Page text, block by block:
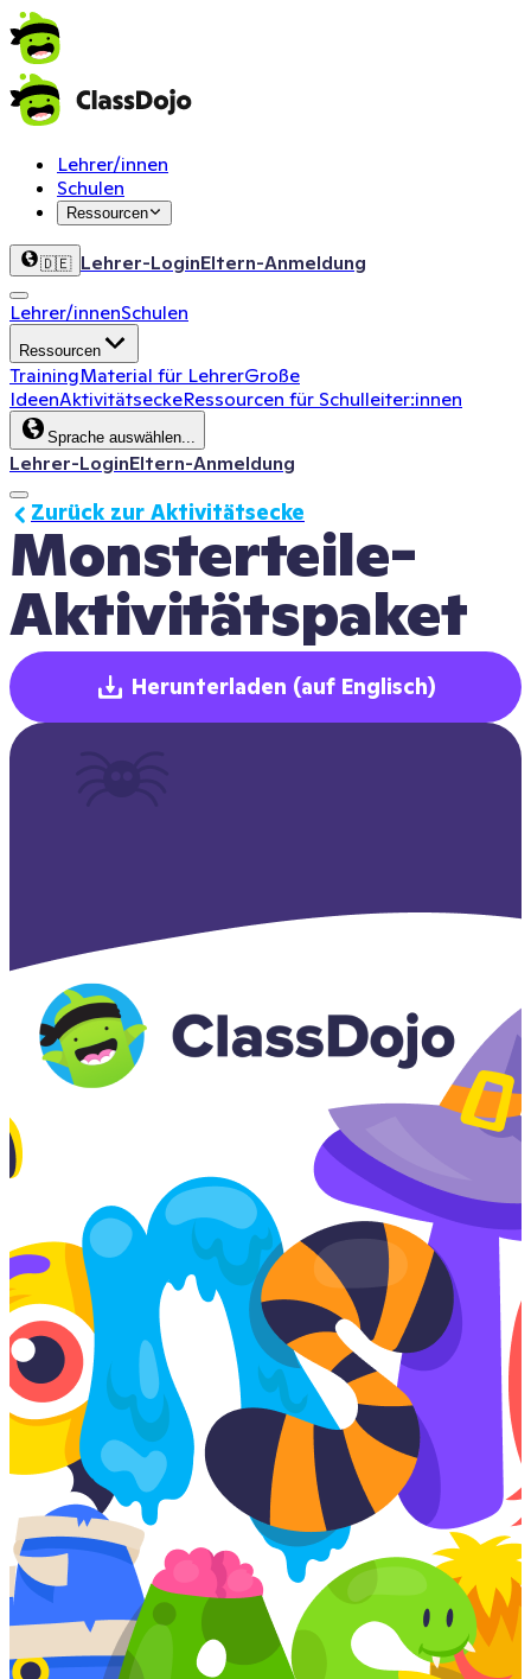
Lehrer/innen
Schulen
Ressourcen
🇩🇪 Lehrer-LoginEltern-Anmeldung
Lehrer/innenSchulen
Ressourcen
TrainingMaterial für LehrerGroße
IdeenAktivitätseckeRessourcen für Schulleiter:innen
Sprache auswählen...
Lehrer-LoginEltern-Anmeldung
Monsterteile-
Aktivitätspaket
Zurück zur Aktivitätsecke
Herunterladen (auf Englisch)